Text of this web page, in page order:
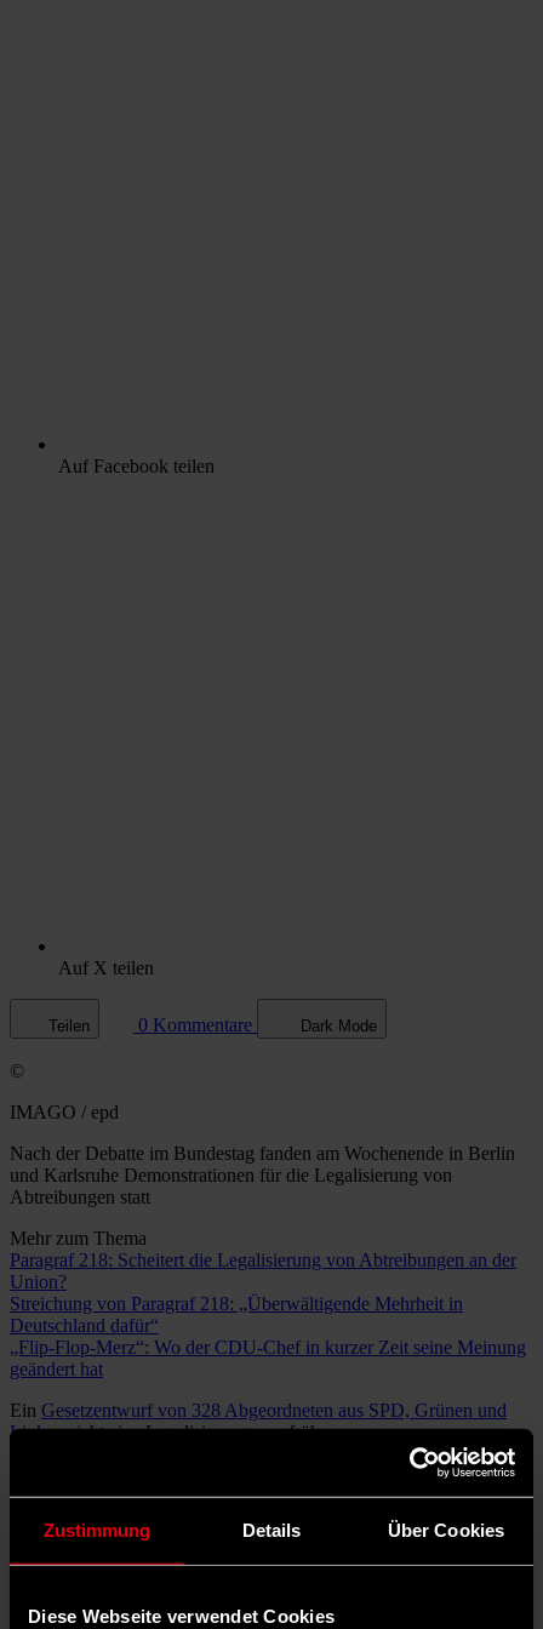
Zustimmung Details Über Cookies
Diese Webseite verwendet Cookies
Auf Facebook teilen
Auf X teilen
Teilen 0 Kommentare Dark Mode
©
IMAGO / epd
Nach der Debatte im Bundestag fanden am Wochenende in Berlin
und Karlsruhe Demonstrationen für die Legalisierung von
Abtreibungen statt
Mehr zum Thema
Paragraf 218: Scheitert die Legalisierung von Abtreibungen an der
Union?
Streichung von Paragraf 218: „Überwältigende Mehrheit in
Deutschland dafür“
„Flip-Flop-Merz“: Wo der CDU-Chef in kurzer Zeit seine Meinung
geändert hat
Ein Gesetzentwurf von 328 Abgeordneten aus SPD, Grünen und
Linkensieht eine Legalisierung von frühen
Schwangerschaftsabbrüchen vor. Im Bundestag ist eine Mehrheit
wahrscheinlich. Doch zunächst wurde der Antrag in den
Rechtsausschuss verwiesen. Wird er je wieder ins Plenum
zurückkommen?
Der Gruppenantrag sieht vor, dass Paragraf 218 im Strafgesetzbuch
rechtmäßig sein, wenn sie in den ersten zwölf Wochen nach einer